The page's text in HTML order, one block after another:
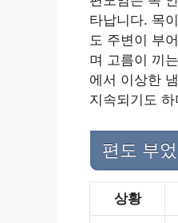
타납니다. 목
도 주변이 부
며 고름이 끼
에서 이상한
지속되기도
편도 부
상황